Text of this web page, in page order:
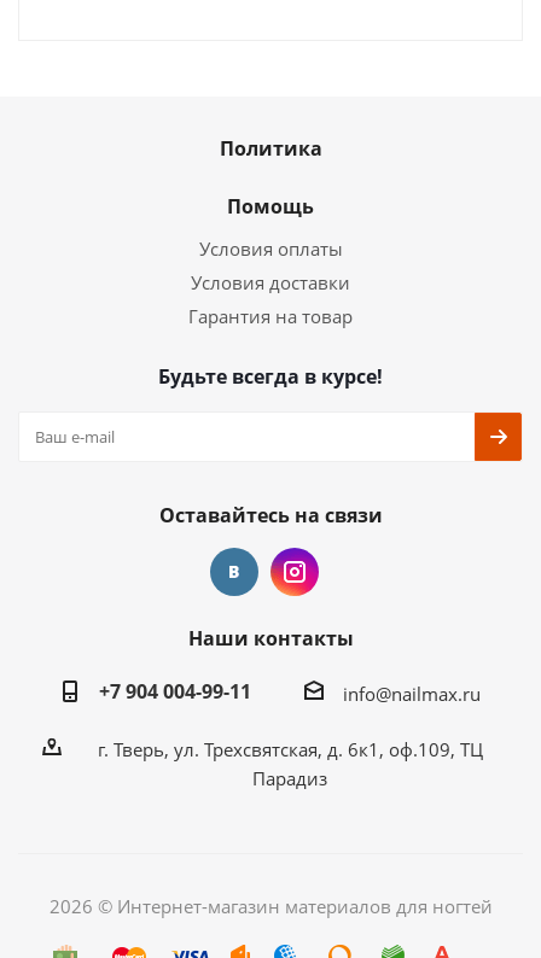
Политика
Помощь
Условия оплаты
Условия доставки
Гарантия на товар
Будьте всегда в курсе!
Оставайтесь на связи
Наши контакты
+7 904 004-99-11
info@nailmax.ru
г. Тверь, ул. Трехсвятская, д. 6к1, оф.109, ТЦ
Парадиз
2026 © Интернет-магазин материалов для ногтей